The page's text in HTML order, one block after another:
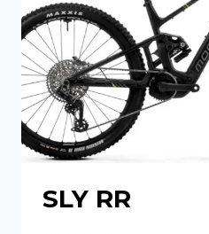
SLY RR